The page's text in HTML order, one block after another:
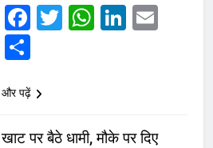
Facebook
Twitter
Share
और पढ़ें
खाट पर बैठे धामी, मौके पर दिए